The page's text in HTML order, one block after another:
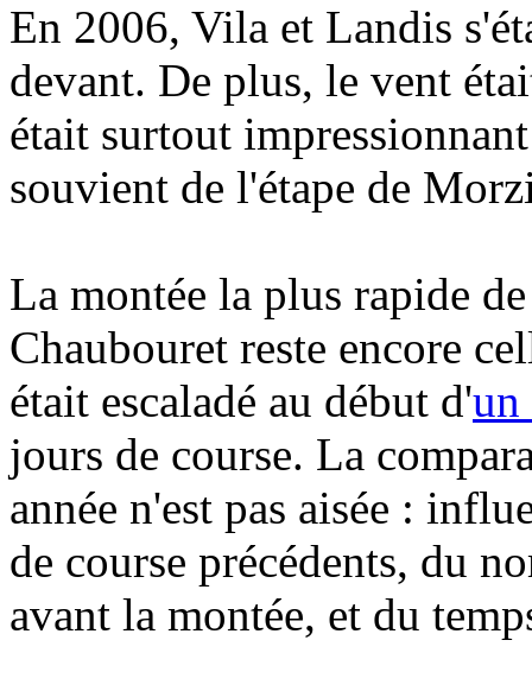
En 2006, Vila et Landis
devant. De plus, le vent
était surtout
souvient de l'étape de
La montée la plus rapide
Chaubouret reste encore
était escaladé au début d'un
jours de course. La
année n'est pas aisée :
de course précédents, du
avant la montée, et du